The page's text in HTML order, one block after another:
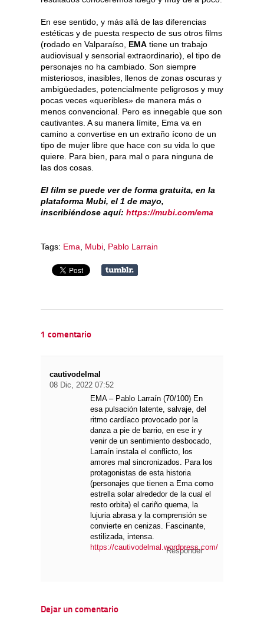
En ese sentido, y más allá de las diferencias
estéticas y de puesta respecto de sus otros films
(rodado en Valparaíso, EMA tiene un trabajo
audiovisual y sensorial extraordinario), el tipo de
personajes no ha cambiado. Son siempre
misteriosos, inasibles, llenos de zonas oscuras y
ambigüedades, potencialmente peligrosos y muy
pocas veces «queribles» de manera más o
menos convencional. Pero es innegable que son
cautivantes. A su manera límite, Ema va en
camino a convertise en un extraño ícono de un
tipo de mujer libre que hace con su vida lo que
quiere. Para bien, para mal o para ninguna de
las dos cosas.
El film se puede ver de forma gratuita, en la
plataforma Mubi, el 1 de mayo,
inscribiéndose aquí: https://mubi.com/ema
Tags: Ema, Mubi, Pablo Larrain
1 comentario
cautivodelmal
08 Dic, 2022 07:52
EMA – Pablo Larraín (70/100) En
esa pulsación latente, salvaje, del
ritmo cardíaco provocado por la
danza a pie de barrio, en ese ir y
venir de un sentimiento desbocado,
Larraín instala el conflicto, los
amores mal sincronizados. Para los
protagonistas de esta historia
(personajes que tienen a Ema como
estrella solar alrededor de la cual el
resto orbita) el cariño quema, la
lujuria abrasa y la comprensión se
convierte en cenizas. Fascinante,
estilizada, intensa.
https://cautivodelmal.wordpress.com/
Responder
Dejar un comentario